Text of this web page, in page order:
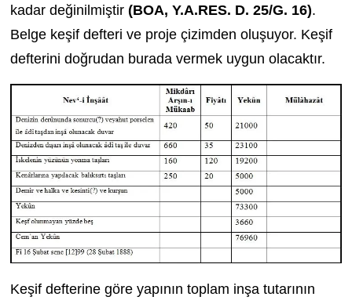
kadar değinilmiştir (BOA, Y.A.RES. D. 25/G. 16).
Belge keşif defteri ve proje çizimden oluşuyor. Keşif
defterini doğrudan burada vermek uygun olacaktır.
Keşif defterine göre yapının toplam inşa tutarının